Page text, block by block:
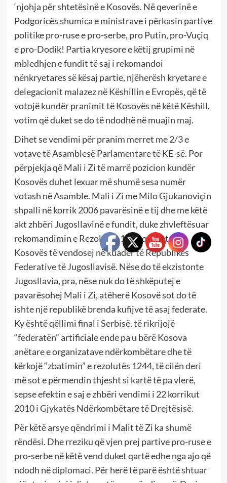
‘njohja për shtetësinë e Kosovës. Në qeverinë e
Podgoricës shumica e ministrave i përkasin partive
politike pro-ruse e pro-serbe, pro Putin, pro-Vuçiq
e pro-Dodik! Partia kryesore e këtij grupimi në
mbledhjen e fundit të saj i rekomandoi
nënkryetares së kësaj partie, njëherësh kryetare e
delegacionit malazez në Këshillin e Evropës, që të
votojë kundër pranimit të Kosovës në këtë Këshill,
votim që duket se do të ndodhë në muajin maj.
Dihet se vendimi për pranim merret me 2/3 e
votave të Asamblesë Parlamentare të KE-së. Por
përpjekja që Mali i Zi të marrë pozicion kundër
Kosovës duhet lexuar më shumë sesa numër
votash në Asamble. Mali i Zi me Milo Gjukanoviçin
shpalli në korrik 2006 pavarësinë e tij dhe me këtë
akt zhbëri Jugosllavinë e fundit, duke zhvleftësuar
rekomandimin e Rezolutës 1244 që statusi i
Kosovës të vendosej në kuadër të Republikës
Federative të Jugosllavisë. Nëse do të ekzistonte
Jugosllavia, pra, nëse nuk do të shkëputej e
pavarësohej Mali i Zi, atëherë Kosovë sot do të
ishte një republikë brenda kufijve të asaj federate.
Ky është qëllimi final i Serbisë, të rikrijojë
“federatën” artificiale ende pa u bërë Kosova
anëtare e organizatave ndërkombëtare dhe të
kërkojë “zbatimin” e rezolutës 1244, të cilën deri
më sot e përmendin thjesht si kartë të pa vlerë,
sepse efektin e saj e zhbëri vendimi i 22 korrikut
2010 i Gjykatës Ndërkombëtare të Drejtësisë.
Për këtë arsye qëndrimi i Malit të Zi ka shumë
rëndësi. Dhe rreziku që vjen prej partive pro-ruse e
pro-serbe në këtë vend duket qartë edhe nga ajo që
ndodh në diplomaci. Për herë të parë është shtuar